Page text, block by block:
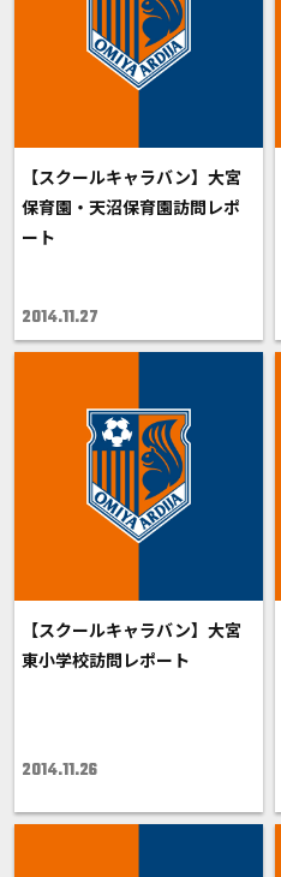
【スクールキャラバン】大宮
保育園・天沼保育園訪問レポ
ート
2014.11.27
【スクールキャラバン】大宮
東小学校訪問レポート
2014.11.26